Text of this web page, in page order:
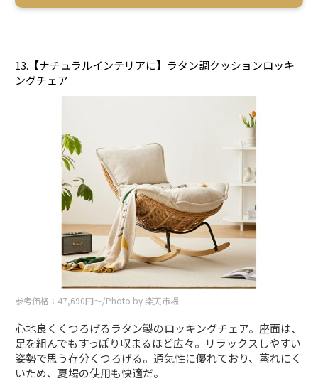
13.【ナチュラルインテリアに】ラタン調クッションロッキ
ングチェア
参考価格：47,690円〜/Photo by 楽天市場
心地良くくつろげるラタン製のロッキングチェア。座面は、
足を組んでもすっぽり収まるほど広々。リラックスしやすい
姿勢で思う存分くつろげる。通気性に優れており、蒸れにく
いため、夏場の使用も快適だ。